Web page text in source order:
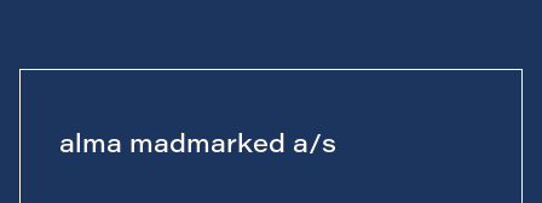
alma madmarked a/s